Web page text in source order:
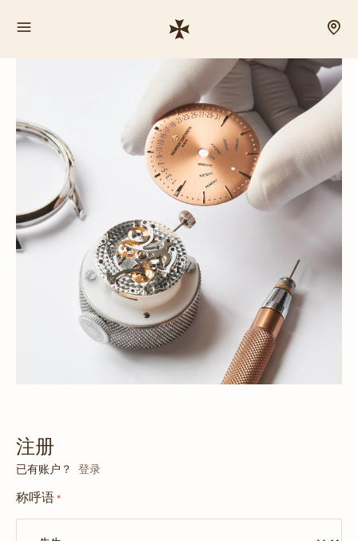
注册
已有账户？ 登录
称呼语 *